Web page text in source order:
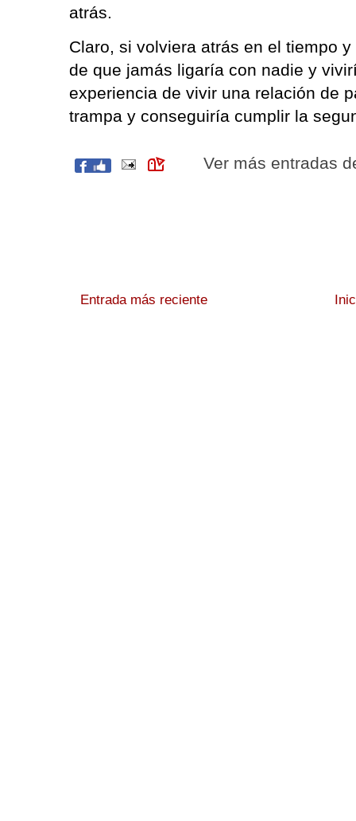
atrás.
Claro, si volviera atrás en el tiempo
de que jamás ligaría con nadie y
experiencia de vivir una relación de
trampa y conseguiría cumplir la
Ver más entradas
Entrada más reciente